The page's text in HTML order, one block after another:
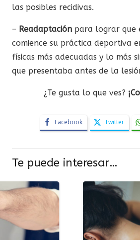
las posibles recidivas.
– Readaptación para lograr que
comience su práctica deportiva
físicas más adecuadas y lo más
que presentaba antes de la
¿Te gusta lo que ves?
Facebook Twitter
Te puede interesar…